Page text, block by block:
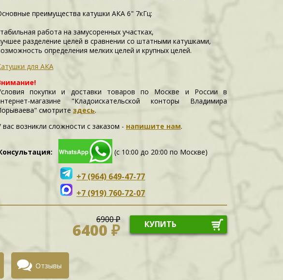
преимущества катушки АКА 6" 7кГц:
работа на замусоренных участках,
разделение целей в сравнении со штатными катушками,
определения мелких целей и крупных целей.
для АКА
покупки и доставки товаров по Москве и России в
магазине "Кладоискательской конторы Владимира
смотрите здесь.
вас возникли сложности c заказом - напишите нам.
(с 10:00 до 20:00 по Москве)
+7 (964) 649-47-77
+7 (919) 760-72-07
6900 ₽
6400 ₽ КУПИТЬ
Отзывы